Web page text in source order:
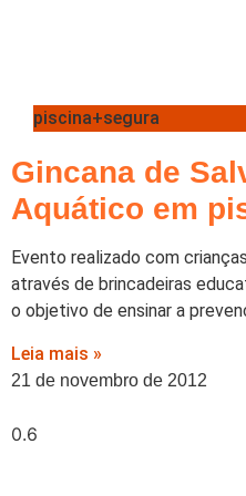
piscina+segura
Gincana de
Aquático em
Evento realizado com
através de brincadeiras
o objetivo de ensinar a
Leia mais »
21 de novembro de 2012